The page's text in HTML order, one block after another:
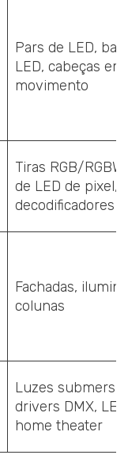
Pars de LED,
LED, cabeças em
movimento
Tiras RGB/
de LED de pixel,
decodificadores
Fachadas,
colunas
Luzes
drivers DMX,
home theater